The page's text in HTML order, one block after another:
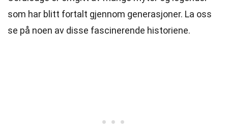
som har blitt fortalt gjennom generasjoner. La oss
se på noen av disse fascinerende historiene.